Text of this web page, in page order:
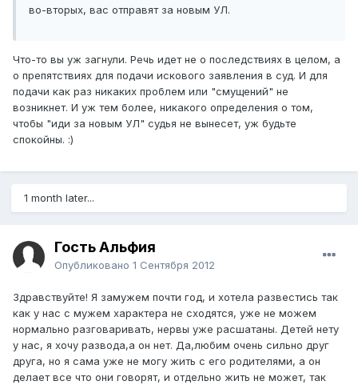
во-вторых, вас отправят за новым УЛ.
Что-то вы уж загнули. Речь идет не о последствиях в целом, а
о препятствиях для подачи искового заявления в суд. И для
подачи как раз никаких проблем или "смущений" не
возникнет. И уж тем более, никакого определения о том,
чтобы "иди за новым УЛ" судья не вынесет, уж будьте
спокойны. :)
1 month later...
Гость Альфия
Опубликовано 1 Сентября 2012
Здравствуйте! Я замужем почти год, и хотела развестись так
как у нас с мужем характера не сходятся, уже не можем
нормально разговаривать, нервы уже расшатаны. Детей нету
у нас, я хочу развода,а он нет. Да,любим очень сильно друг
друга, но я сама уже не могу жить с его родителями, а он
делает все что они говорят, и отдельно жить не может, так